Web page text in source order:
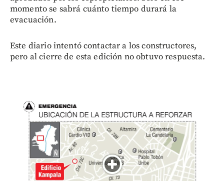
momento se sabrá cuánto tiempo durará la
evacuación.
Este diario intentó contactar a los constructores,
pero al cierre de esta edición no obtuvo respuesta.